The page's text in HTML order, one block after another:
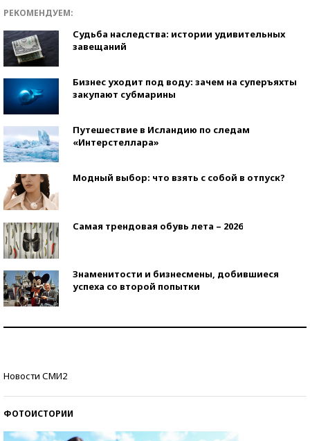
РЕКОМЕНДУЕМ:
Судьба наследства: истории удивительных
завещаний
Бизнес уходит под воду: зачем на суперъяхты
закупают субмарины
Путешествие в Исландию по следам
«Интерстеллара»
Модный выбор: что взять с собой в отпуск?
Самая трендовая обувь лета – 2026
Знаменитости и бизнесмены, добившиеся
успеха со второй попытки
Новости СМИ2
ФОТОИСТОРИИ